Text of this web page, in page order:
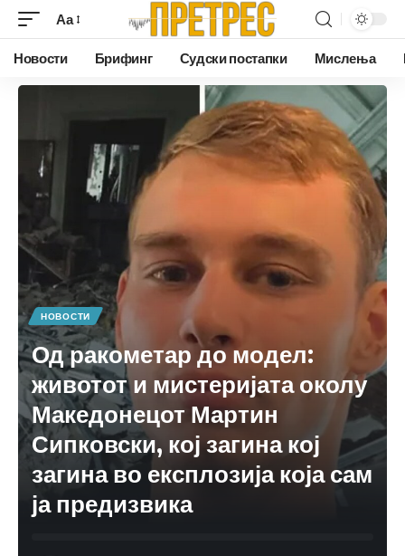
Аа
Новости Брифинг Судски постапки Мислења
НОВОСТИ
Од ракометар до модел:
животот и мистеријата околу
Македонецот Мартин
Сипковски, кој загина кој
загина во експлозија која сам
ја предизвика